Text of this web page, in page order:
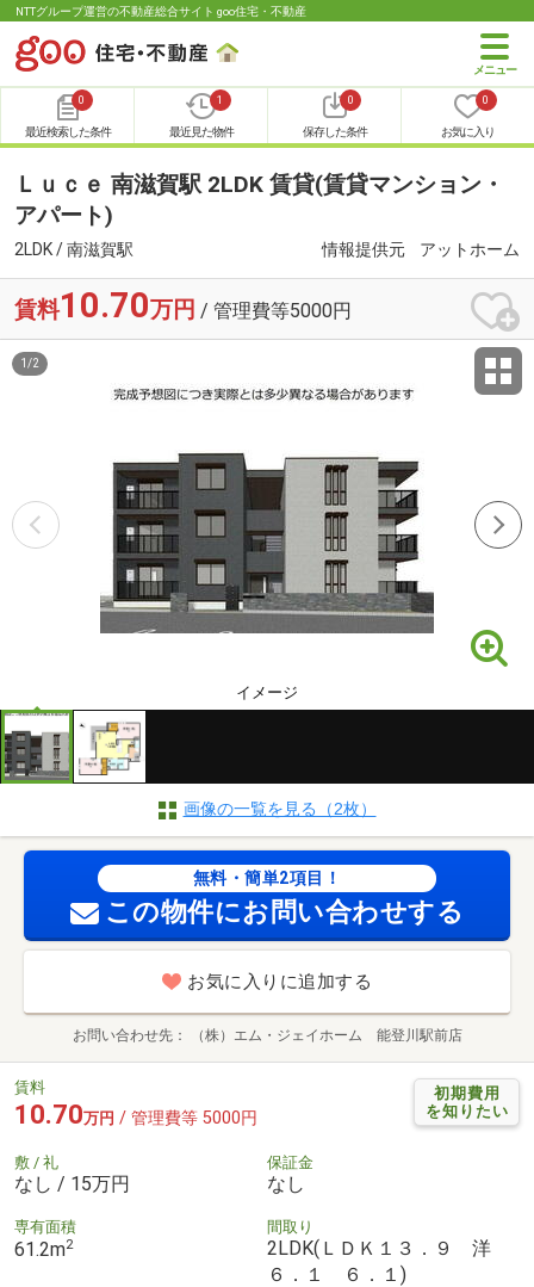
NTTグループ運営の不動産総合サイト goo住宅・不動産
0
最近検索した条件
1
最近見た物件
0
保存した条件
0
お気に入り
Ｌｕｃｅ 南滋賀駅 2LDK 賃貸(賃貸マンション・
アパート)
2LDK / 南滋賀駅 情報提供元 アットホーム
賃料10.70万円 / 管理費等5000円
イメージ
1 /2
画像の一覧を見る（2枚）
無料・簡単2項目！
この物件にお問い合わせする
お気に入りに追加する
お問い合わせ先 （株）エム・ジェイホーム 能登川駅前店
初期費用
を知りたい
賃料
10.70万円 / 管理費等 5000円
敷 / 礼
なし / 15万円
保証金
なし
専有面積
61.2m2
間取り
2LDK(ＬＤＫ１３．９ 洋
６．１ ６．１)